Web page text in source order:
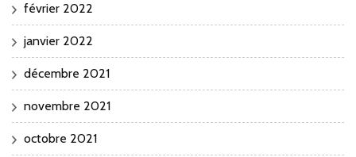
février 2022
janvier 2022
décembre 2021
novembre 2021
octobre 2021